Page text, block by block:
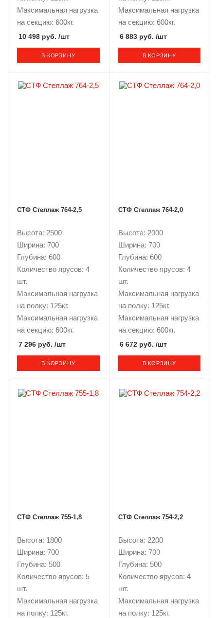
Максимальная нагрузка
на секцию: 600кг.
10 498 руб. /шт
В КОРЗИНУ
Максимальная нагрузка
на секцию: 600кг.
6 883 руб. /шт
В КОРЗИНУ
СТФ Стеллаж 764-2,5
Высота: 2500
Ширина: 700
Глубина: 600
Количество ярусов: 4
шт.
Максимальная нагрузка
на полку: 125кг.
Максимальная нагрузка
на секцию: 600кг.
7 296 руб. /шт
В КОРЗИНУ
СТФ Стеллаж 764-2,0
Высота: 2000
Ширина: 700
Глубина: 600
Количество ярусов: 4
шт.
Максимальная нагрузка
на полку: 125кг.
Максимальная нагрузка
на секцию: 600кг.
6 672 руб. /шт
В КОРЗИНУ
СТФ Стеллаж 755-1,8
Высота: 1800
Ширина: 700
Глубина: 500
Количество ярусов: 5
шт.
Максимальная нагрузка
на полку: 125кг.
СТФ Стеллаж 754-2,2
Высота: 2200
Ширина: 700
Глубина: 500
Количество ярусов: 4
шт.
Максимальная нагрузка
на полку: 125кг.